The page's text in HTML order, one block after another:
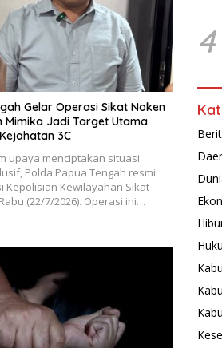
Gelar Operasi Sikat Noken
Mimika Jadi Target Utama
3C
upaya menciptakan situasi
Polda Papua Tengah resmi
Kepolisian Kewilayahan Sikat
(22/7/2026). Operasi ini…
4